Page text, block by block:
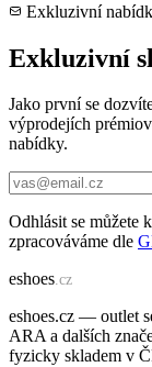
Exkluzivní
Exkluzivní
Jako první se
výprodejích
nabídky.
Odhlásit se můžete
zpracováváme dle
eshoes.cz
eshoes.cz — outlet
ARA a dalších
fyzicky skladem v